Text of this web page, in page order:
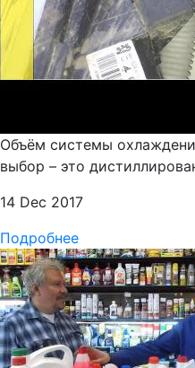
Объём системы
выбор – это
14 Dec 2017
Подробнее